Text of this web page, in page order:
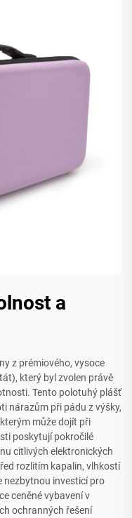
a
z prémiového, vysoce
který byl zvolen právě
Tento polotuhý plášť
nárazům při pádu z výšky,
může dojít při
poskytují pokročilé
citlivých elektronických
rozlitím kapalin, vlhkostí
nezbytnou investicí pro
ceněné vybavení v
ochranných řešení